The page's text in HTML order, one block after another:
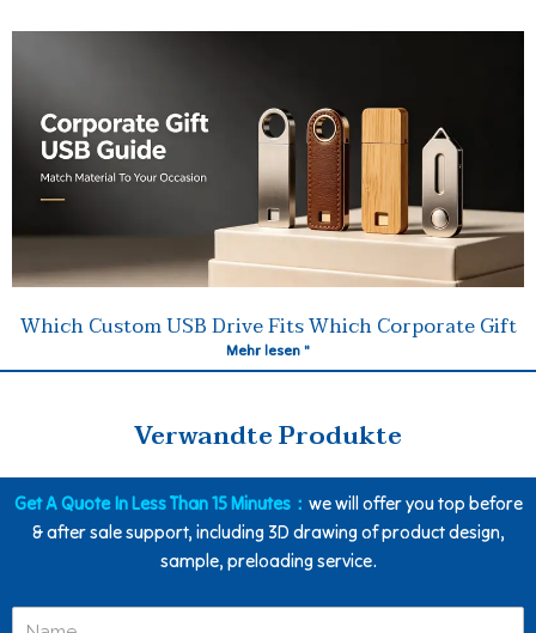
Which Custom USB Drive Fits Which Corporate Gift
Mehr lesen "
Verwandte Produkte
Get A Quote In Less Than 15 Minutes： we will offer you top before
& after sale support, including 3D drawing of product design,
sample, preloading service.